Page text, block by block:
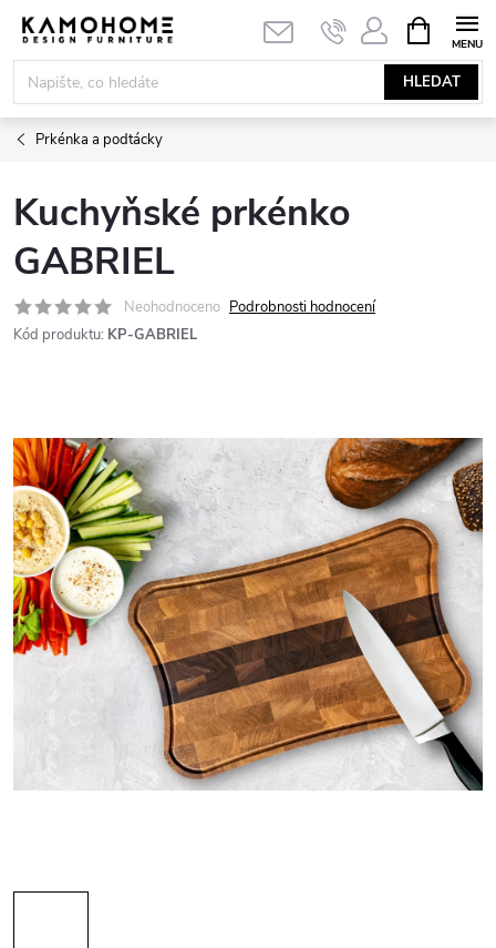
Přejít
obsah
HLEDAT
NÁKUPNÍ
KOŠÍK
Prkénka a podtácky
Kuchyňské prkénko
GABRIEL
Neohodnoceno Podrobnosti hodnocení
Kód produktu: KP-GABRIEL